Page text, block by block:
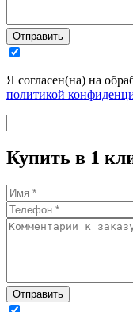
Отправить
Я согласен(на) на
политикой
Купить в 1
Отправить